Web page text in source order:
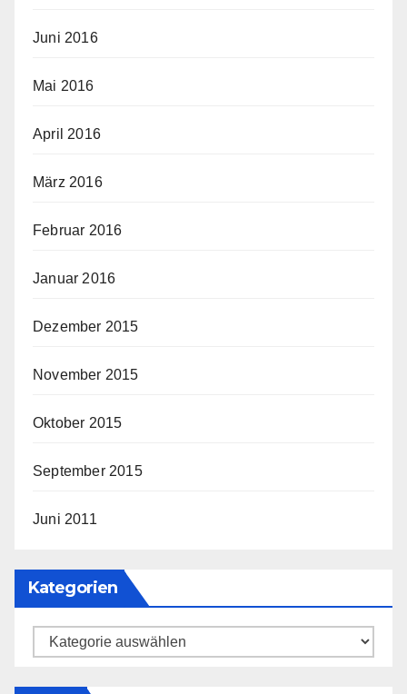
Juni 2016
Mai 2016
April 2016
März 2016
Februar 2016
Januar 2016
Dezember 2015
November 2015
Oktober 2015
September 2015
Juni 2011
Kategorien
Kategorien